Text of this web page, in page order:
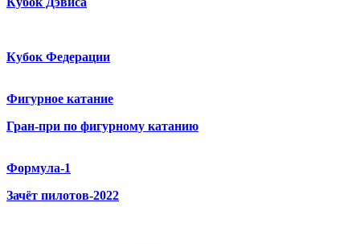
Кубок Федерации
Фигурное катание
Гран-при по фигурному катанию
Формула-1
Зачёт пилотов-2022